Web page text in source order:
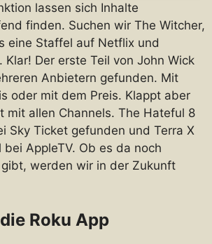
lassen sich Inhalte
finden. Suchen wir The Witcher,
eine Staffel auf Netflix und
Der erste Teil von John Wick
Anbietern gefunden. Mit
oder mit dem Preis. Klappt aber
mit allen Channels. The Hateful 8
Sky Ticket gefunden und Terra X
AppleTV. Ob es da noch
werden wir in der Zukunft
Roku App